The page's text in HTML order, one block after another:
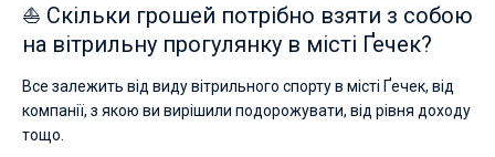
⛵ Скільки грошей потрібно взяти з собою
на вітрильну прогулянку в місті Ґечек?
Все залежить від виду вітрильного спорту в місті Ґечек, від
компанії, з якою ви вирішили подорожувати, від рівня доходу
тощо.